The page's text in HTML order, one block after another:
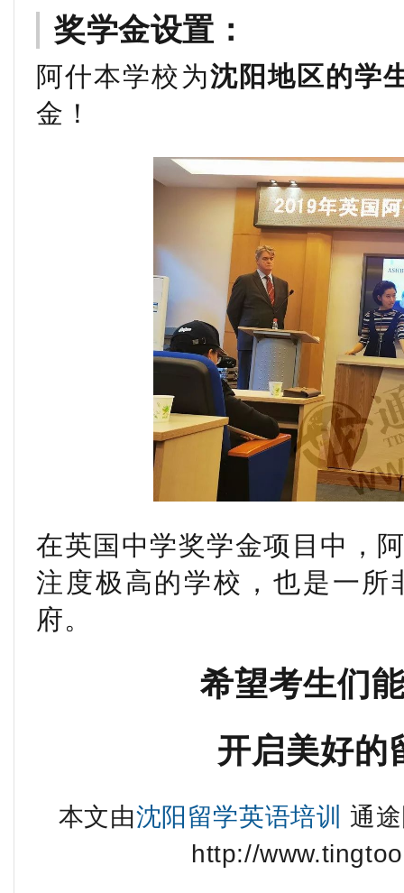
奖学金设置：
阿什本学校为沈阳地区的学
金！
在英国中学奖学金项目中，
注度极高的学校，也是一
府。
希望考生们
开启美好的
本文由沈阳留学英语培训 通
http://